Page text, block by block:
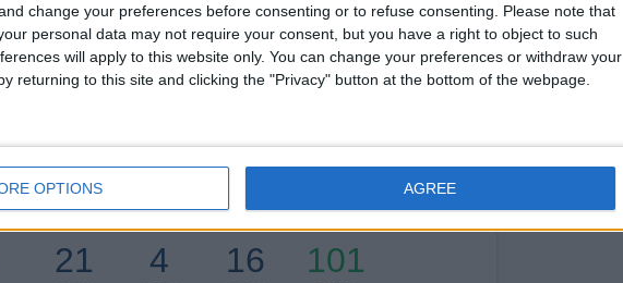
change your preferences before consenting or to refuse consenting.
Please note that
personal data may not require your consent, but you have a right to object to such
will apply to this website only. You can change your preferences or withdraw your
returning to this site and clicking the "Privacy" button at the bottom of the webpage.
OPTIONS AGREE
MLS
148 (94,27%)
Leagues Cup
9 (5,73%)
Näytä täydellinen ranking
VIIKONPÄIVIEN MUKAAN
TORSTAI
21
PERJANTAI
4
LAUANTAI
16
SUKUPUOLI
101